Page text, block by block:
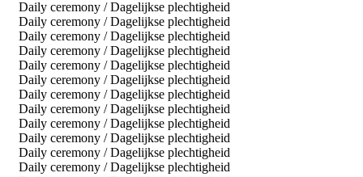
Daily ceremony / Dagelijkse plechtigheid
Daily ceremony / Dagelijkse plechtigheid
Daily ceremony / Dagelijkse plechtigheid
Daily ceremony / Dagelijkse plechtigheid
Daily ceremony / Dagelijkse plechtigheid
Daily ceremony / Dagelijkse plechtigheid
Daily ceremony / Dagelijkse plechtigheid
Daily ceremony / Dagelijkse plechtigheid
Daily ceremony / Dagelijkse plechtigheid
Daily ceremony / Dagelijkse plechtigheid
Daily ceremony / Dagelijkse plechtigheid
Daily ceremony / Dagelijkse plechtigheid